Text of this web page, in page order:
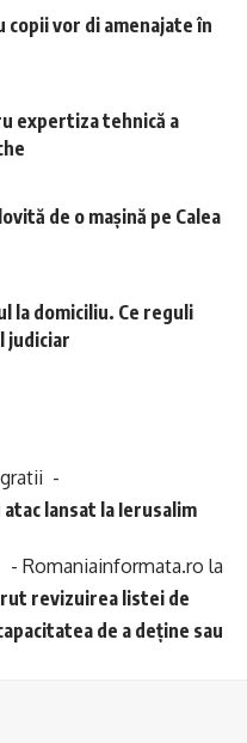
copii vor di amenajate în
expertiza tehnică a
de o mașină pe Calea
la domiciliu. Ce reguli
judiciar
-
atac lansat la Ierusalim
- Romaniainformata.ro la
revizuirea listei de
de a deține sau